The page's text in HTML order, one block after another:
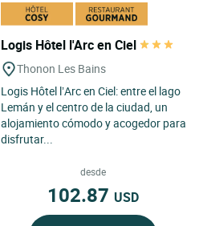
Logis Hôtel l'Arc en Ciel
Thonon Les Bains
Logis Hôtel l’Arc en Ciel: entre el lago
Lemán y el centro de la ciudad, un
alojamiento cómodo y acogedor para
disfrutar...
desde
102.87 USD